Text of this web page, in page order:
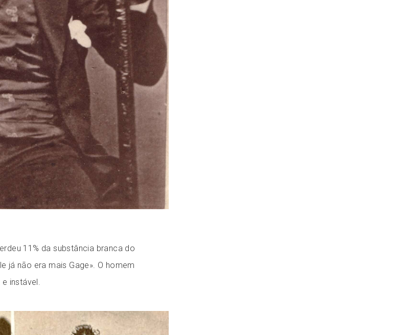
11% da substância branca do
já não era mais Gage». O homem
instável.